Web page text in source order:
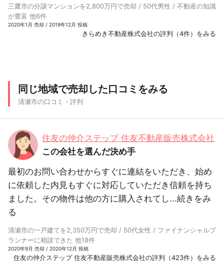
三鷹市の分譲マンションを2,800万円で売却 / 50代男性 / 不動産の知識
が豊富 他6件
2020年1月 売却 / 2019年12月 投稿
きらめき不動産株式会社の評判（4件）をみる
同じ地域で売却した口コミをみる
清瀬市の口コミ・評判
住友の仲介ステップ 住友不動産販売株式会社
この会社を選んだ決め手
最初のお問い合わせからすぐに連結をいただき、始め
に依頼した内見もすぐに対応していただき信頼を持ち
ました。その物件は他の方に購入されてし...続きをみ
る
清瀬市の一戸建てを2,350万円で売却 / 50代女性 / ファイナンシャルプ
ランナーに相談できた 他18件
2020年9月 売却 / 2020年12月 投稿
住友の仲介ステップ 住友不動産販売株式会社の評判（423件）をみる